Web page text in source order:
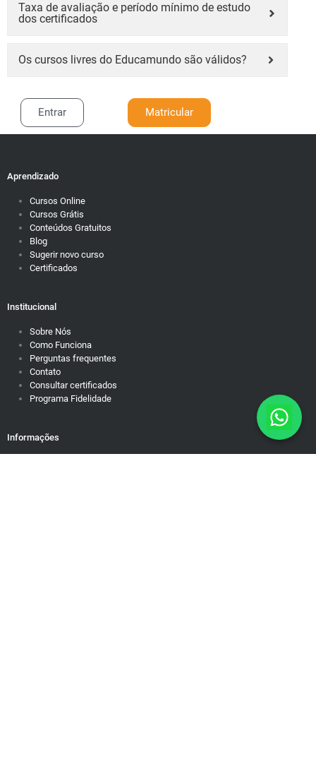
Taxa de avaliação e período mínimo de estudo
dos certificados
Os cursos livres do Educamundo são válidos?
Entrar Matricular
Aprendizado
Cursos Online
Cursos Grátis
Conteúdos Gratuitos
Blog
Sugerir novo curso
Certificados
Institucional
Sobre Nós
Como Funciona
Perguntas frequentes
Contato
Consultar certificados
Programa Fidelidade
Informações